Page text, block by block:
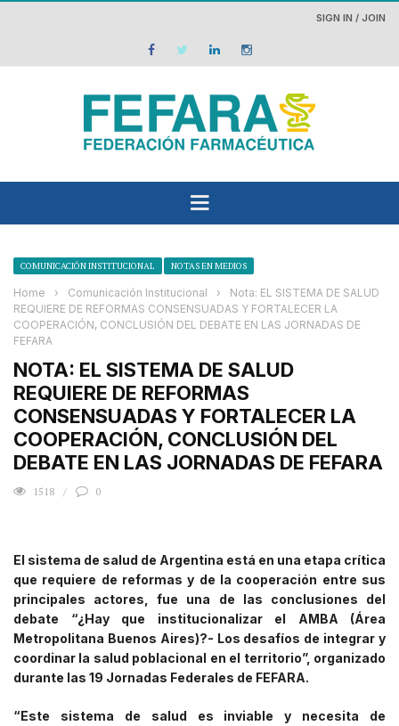
SIGN IN / JOIN
COMUNICACIÓN INSTITUCIONAL NOTAS EN MEDIOS
Home › Comunicación Institucional ›
Nota: EL SISTEMA DE SALUD
REQUIERE DE REFORMAS CONSENSUADAS Y FORTALECER LA
COOPERACIÓN, CONCLUSIÓN DEL DEBATE EN LAS JORNADAS DE
FEFARA
NOTA: EL SISTEMA DE SALUD
REQUIERE DE REFORMAS
CONSENSUADAS Y FORTALECER LA
COOPERACIÓN, CONCLUSIÓN DEL
DEBATE EN LAS JORNADAS DE FEFARA
1518 0
El sistema de salud de Argentina está en una etapa crítica
que requiere de reformas y de la cooperación entre sus
principales actores, fue una de las conclusiones del
debate “¿Hay que institucionalizar el AMBA (Área
Metropolitana Buenos Aires)?- Los desafíos de integrar y
coordinar la salud poblacional en el territorio”, organizado
durante las 19 Jornadas Federales de FEFARA.
“Este sistema de salud es inviable y necesita de